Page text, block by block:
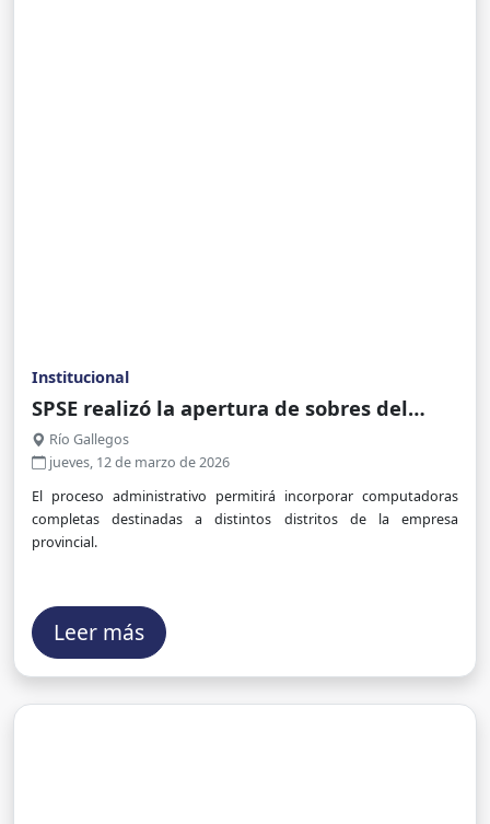
Institucional
SPSE realizó la apertura de sobres del
Concurso de Precios para la adquisición
de equipos informáticos
Río Gallegos
jueves, 12 de marzo de 2026
El proceso administrativo permitirá incorporar computadoras
completas destinadas a distintos distritos de la empresa
provincial.
Leer más